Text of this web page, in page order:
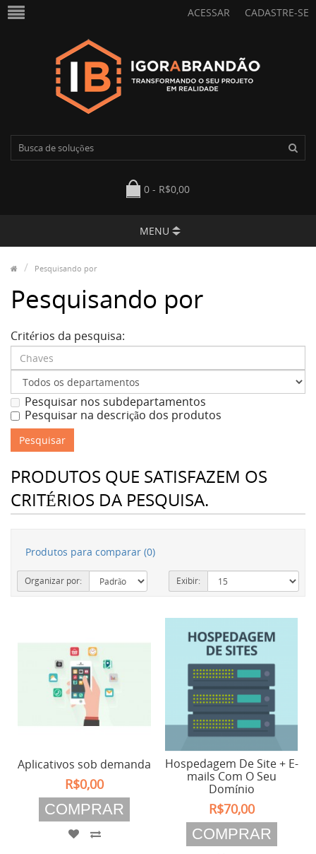
ACESSAR CADASTRE-SE
0 - R$0,00
MENU
Pesquisando por
Pesquisando por
Critérios da pesquisa:
Pesquisar nos subdepartamentos
Pesquisar na descrição dos produtos
PRODUTOS QUE SATISFAZEM OS
CRITÉRIOS DA PESQUISA.
Produtos para comparar (0)
Organizar por: Exibir:
Aplicativos sob demanda
R$0,00
COMPRAR
Hospedagem De Site + E-
mails Com O Seu
Domínio
R$70,00
COMPRAR